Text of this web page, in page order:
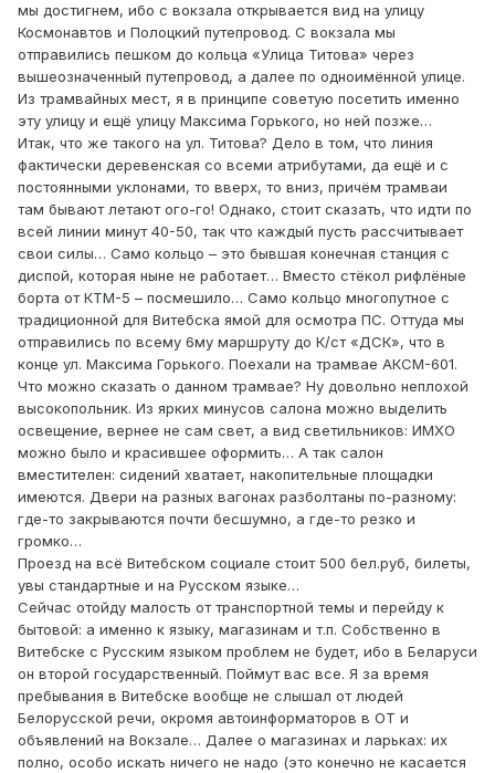
мы достигнем, ибо с вокзала открывается вид на улицу
Космонавтов и Полоцкий путепровод. С вокзала мы
отправились пешком до кольца «Улица Титова» через
вышеозначенный путепровод, а далее по одноимённой улице.
Из трамвайных мест, я в принципе советую посетить именно
эту улицу и ещё улицу Максима Горького, но ней позже…
Итак, что же такого на ул. Титова? Дело в том, что линия
фактически деревенская со всеми атрибутами, да ещё и с
постоянными уклонами, то вверх, то вниз, причём трамваи
там бывают летают ого-го! Однако, стоит сказать, что идти по
всей линии минут 40-50, так что каждый пусть рассчитывает
свои силы… Само кольцо – это бывшая конечная станция с
диспой, которая ныне не работает… Вместо стёкол рифлёные
борта от КТМ-5 – посмешило… Само кольцо многопутное с
традиционной для Витебска ямой для осмотра ПС. Оттуда мы
отправились по всему 6му маршруту до К/ст «ДСК», что в
конце ул. Максима Горького. Поехали на трамвае АКСМ-601.
Что можно сказать о данном трамвае? Ну довольно неплохой
высокопольник. Из ярких минусов салона можно выделить
освещение, вернее не сам свет, а вид светильников: ИМХО
можно было и красившее оформить… А так салон
вместителен: сидений хватает, накопительные площадки
имеются. Двери на разных вагонах разболтаны по-разному:
где-то закрываются почти бесшумно, а где-то резко и
громко…
Проезд на всё Витебском социале стоит 500 бел.руб, билеты,
увы стандартные и на Русском языке…
Сейчас отойду малость от транспортной темы и перейду к
бытовой: а именно к языку, магазинам и т.п. Собственно в
Витебске с Русским языком проблем не будет, ибо в Беларуси
он второй государственный. Поймут вас все. Я за время
пребывания в Витебске вообще не слышал от людей
Белорусской речи, окромя автоинформаторов в ОТ и
объявлений на Вокзале… Далее о магазинах и ларьках: их
полно, особо искать ничего не надо (это конечно не касается